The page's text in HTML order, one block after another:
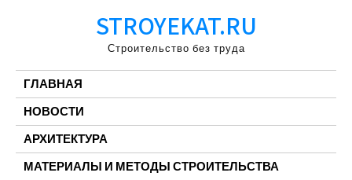
STROYEKAT.RU
Строительство без труда
ГЛАВНАЯ
НОВОСТИ
АРХИТЕКТУРА
МАТЕРИАЛЫ И МЕТОДЫ СТРОИТЕЛЬСТВА